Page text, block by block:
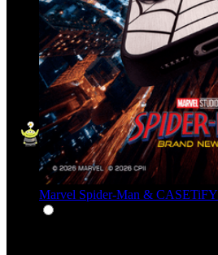
Marvel Spider-Man & CASETiFY